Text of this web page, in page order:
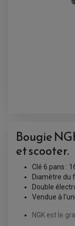
Bougie
et scooter.
Clé 6 pans :
Diamètre du
Double
Vendue à
NGK est le